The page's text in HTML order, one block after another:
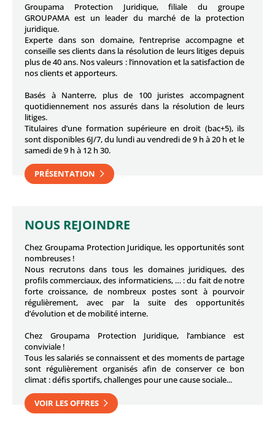
Groupama Protection Juridique, filiale du groupe
GROUPAMA est un leader du marché de la protection
juridique.
Experte dans son domaine, l’entreprise accompagne et
conseille ses clients dans la résolution de leurs litiges depuis
plus de 40 ans. Nos valeurs : l’innovation et la satisfaction de
nos clients et apporteurs.
Basés à Nanterre, plus de 100 juristes accompagnent
quotidiennement nos assurés dans la résolution de leurs
litiges.
Titulaires d’une formation supérieure en droit (bac+5), ils
sont disponibles 6J/7, du lundi au vendredi de 9 h à 20 h et le
samedi de 9 h à 12 h 30.
PRÉSENTATION
NOUS REJOINDRE
Chez Groupama Protection Juridique, les opportunités sont
nombreuses !
Nous recrutons dans tous les domaines juridiques, des
profils commerciaux, des informaticiens, … : du fait de notre
forte croissance, de nombreux postes sont à pourvoir
régulièrement, avec par la suite des opportunités
d’évolution et de mobilité interne.
Chez Groupama Protection Juridique, l’ambiance est
conviviale !
Tous les salariés se connaissent et des moments de partage
sont régulièrement organisés afin de conserver ce bon
climat : défis sportifs, challenges pour une cause sociale...
VOIR LES OFFRES